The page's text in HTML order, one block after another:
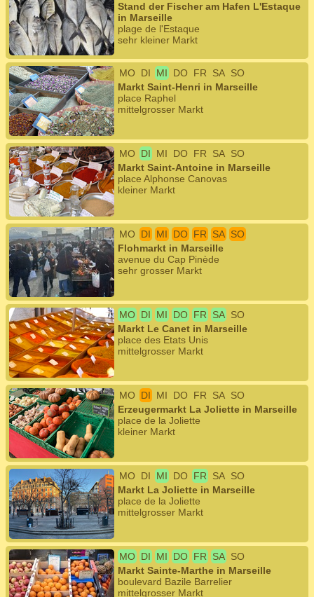
Stand der Fischer am Hafen L'Estaque
in Marseille
plage de l'Estaque
sehr kleiner Markt
MO DI MI DO FR SA SO
Markt Saint-Henri in Marseille
place Raphel
mittelgrosser Markt
MO DI MI DO FR SA SO
Markt Saint-Antoine in Marseille
place Alphonse Canovas
kleiner Markt
MO DI MI DO FR SA SO
Flohmarkt in Marseille
avenue du Cap Pinède
sehr grosser Markt
MO DI MI DO FR SA SO
Markt Le Canet in Marseille
place des Etats Unis
mittelgrosser Markt
MO DI MI DO FR SA SO
Erzeugermarkt La Joliette in Marseille
place de la Joliette
kleiner Markt
MO DI MI DO FR SA SO
Markt La Joliette in Marseille
place de la Joliette
mittelgrosser Markt
MO DI MI DO FR SA SO
Markt Sainte-Marthe in Marseille
boulevard Bazile Barrelier
mittelgrosser Markt